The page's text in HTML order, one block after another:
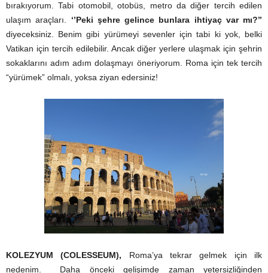
bırakıyorum. Tabi otomobil, otobüs, metro da diğer tercih edilen
ulaşım araçları. ‘’Peki şehre gelince bunlara ihtiyaç var mı?’’
diyeceksiniz. Benim gibi yürümeyi sevenler için tabi ki yok, belki
Vatikan için tercih edilebilir. Ancak diğer yerlere ulaşmak için şehrin
sokaklarını adım adım dolaşmayı öneriyorum. Roma için tek tercih
“yürümek” olmalı, yoksa ziyan edersiniz!
KOLEZYUM (COLESSEUM), Roma’ya tekrar gelmek için ilk
nedenim. Daha önceki gelişimde zaman yetersizliğinden